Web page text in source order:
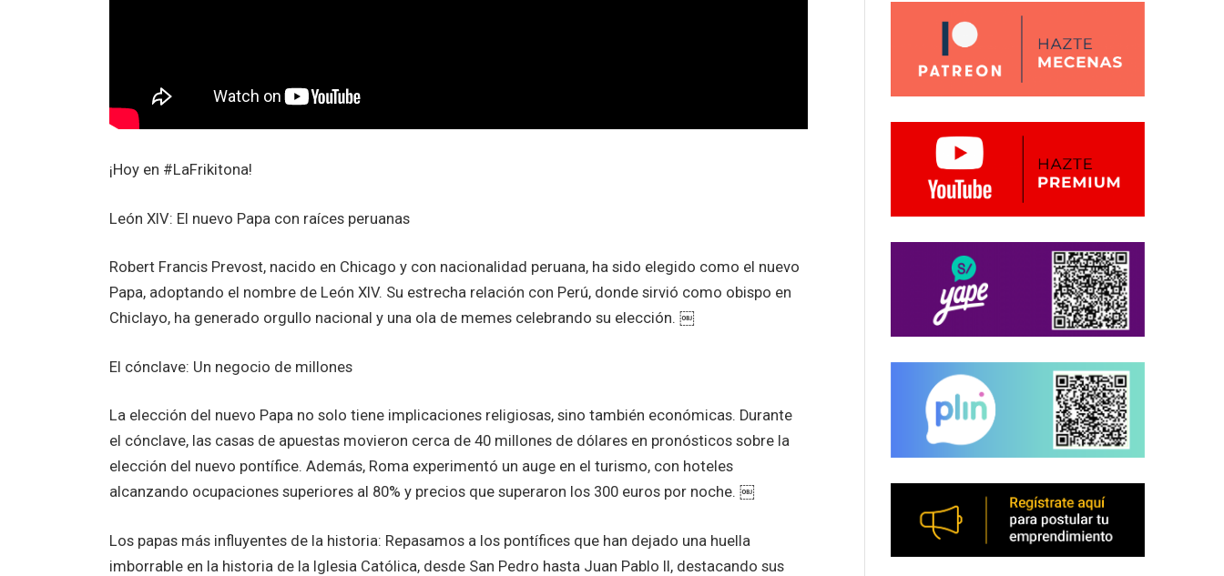
¡Hoy en #LaFrikitona!
León XIV: El nuevo Papa con raíces peruanas
Robert Francis Prevost, nacido en Chicago y con nacionalidad peruana, ha sido elegido como el nuevo
Papa, adoptando el nombre de León XIV. Su estrecha relación con Perú, donde sirvió como obispo en
Chiclayo, ha generado orgullo nacional y una ola de memes celebrando su elección. ￼
El cónclave: Un negocio de millones
La elección del nuevo Papa no solo tiene implicaciones religiosas, sino también económicas. Durante
el cónclave, las casas de apuestas movieron cerca de 40 millones de dólares en pronósticos sobre la
elección del nuevo pontífice. Además, Roma experimentó un auge en el turismo, con hoteles
alcanzando ocupaciones superiores al 80% y precios que superaron los 300 euros por noche. ￼
Los papas más influyentes de la historia: Repasamos a los pontífices que han dejado una huella
imborrable en la historia de la Iglesia Católica, desde San Pedro hasta Juan Pablo II, destacando sus